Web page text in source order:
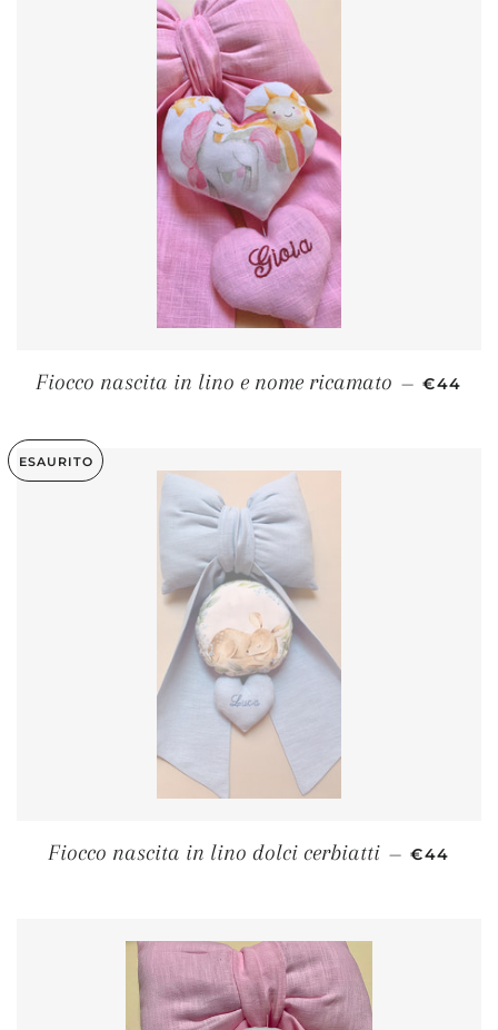
Fiocco nascita in lino e nome ricamato — €44
ESAURITO
Fiocco nascita in lino dolci cerbiatti — PREZZO
€44